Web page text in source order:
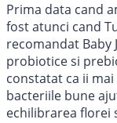
Prima data cand
fost atunci cand
recomandat Baby
probiotice si
constatat ca ii
bacteriile bune
echilibrarea florei